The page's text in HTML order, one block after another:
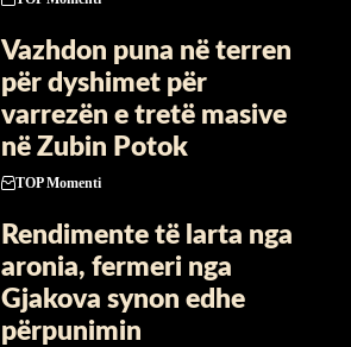
Vazhdon puna në terren
për dyshimet për
varrezën e tretë masive
në Zubin Potok
TOP Momenti
Rendimente të larta nga
aronia, fermeri nga
Gjakova synon edhe
përpunimin